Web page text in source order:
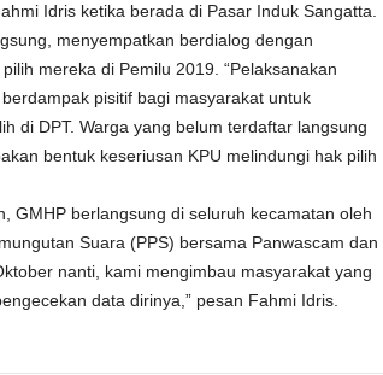
Idris ketika berada di Pasar Induk Sangatta.
menyempatkan berdialog dengan
mereka di Pemilu 2019. “Pelaksanakan
pisitif bagi masyarakat untuk
di DPT. Warga yang belum terdaftar langsung
bentuk keseriusan KPU melindungi hak pilih
GMHP berlangsung di seluruh kecamatan oleh
Suara (PPS) bersama Panwascam dan
nanti, kami mengimbau masyarakat yang
data dirinya,” pesan Fahmi Idris.